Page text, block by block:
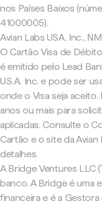
nos Países Baixos
41000005).
Avian Labs USA, Inc.,
O Cartão Visa de
é emitido pelo Lead
U.S.A. Inc. e pode ser
onde o Visa seja aceito.
anos ou mais para
aplicadas. Consulte o
Cartão e o site da Avian
detalhes.
A Bridge Ventures LLC
banco. A Bridge é uma
financeira e é a